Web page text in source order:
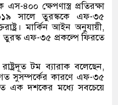
৪০০ ক্ষেপণাস্ত্র প্রতিরক্ষা
সালে তুরস্ককে এফ-৩৫
মার্কিন আইন অনুযায়ী,
তুরস্ক এফ-৩৫ প্রকল্পে ফিরতে
টম ব্যারাক বলেছেন,
সুসম্পর্কের কারণে এফ-৩৫
এক দশকের মধ্যে সবচেয়ে